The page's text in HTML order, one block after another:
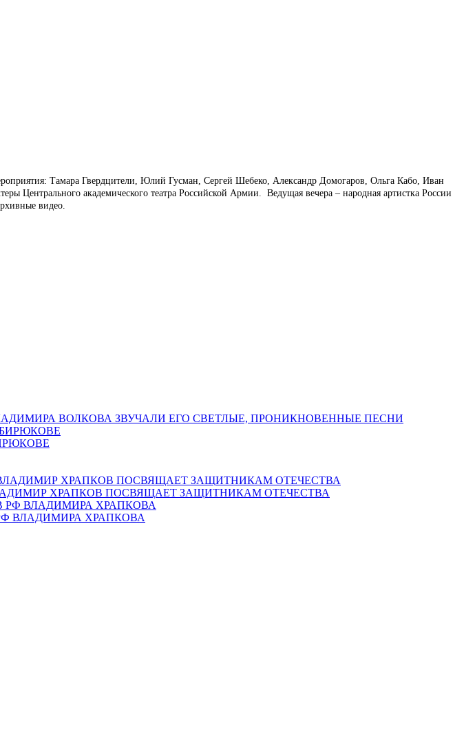
Тамара Гвердцители, Юлий Гусман, Сергей Шебеко, Александр Домогаров, Ольга Кабо, Иван
Центрального академического театра Российской Армии. Ведущая вечера – народная артистка России
видео.
ВОЛКОВА ЗВУЧАЛИ ЕГО СВЕТЛЫЕ, ПРОНИКНОВЕННЫЕ ПЕСНИ
ХРАПКОВ ПОСВЯЩАЕТ ЗАЩИТНИКАМ ОТЕЧЕСТВА
ВЛАДИМИРА ХРАПКОВА